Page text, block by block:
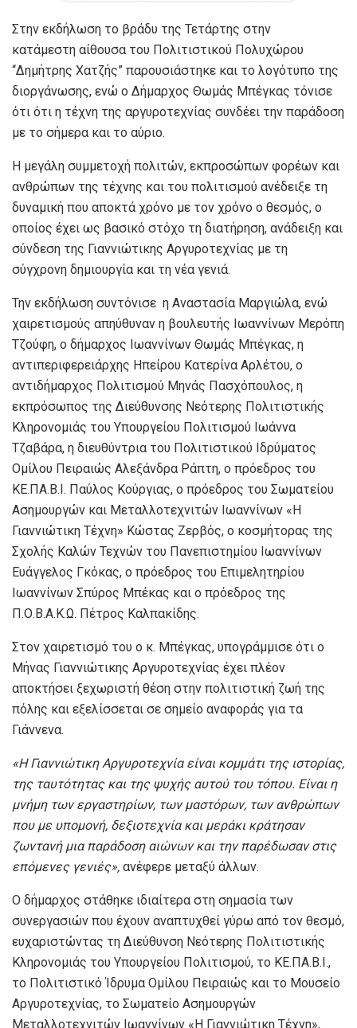
Στην εκδήλωση το βράδυ της Τετάρτης στην
κατάμεστη αίθουσα του Πολιτιστικού Πολυχώρου
“Δημήτρης Χατζής” παρουσιάστηκε και το λογότυπο της
διοργάνωσης, ενώ ο Δήμαρχος Θωμάς Μπέγκας τόνισε
ότι ότι η τέχνη της αργυροτεχνίας συνδέει την παράδοση
με το σήμερα και το αύριο.
Η μεγάλη συμμετοχή πολιτών, εκπροσώπων φορέων και
ανθρώπων της τέχνης και του πολιτισμού ανέδειξε τη
δυναμική που αποκτά χρόνο με τον χρόνο ο θεσμός, ο
οποίος έχει ως βασικό στόχο τη διατήρηση, ανάδειξη και
σύνδεση της Γιαννιώτικης Αργυροτεχνίας με τη
σύγχρονη δημιουργία και τη νέα γενιά.
Την εκδήλωση συντόνισε η Αναστασία Μαργιώλα, ενώ
χαιρετισμούς απηύθυναν η βουλευτής Ιωαννίνων Μερόπη
Τζούφη, ο δήμαρχος Ιωαννίνων Θωμάς Μπέγκας, η
αντιπεριφερειάρχης Ηπείρου Κατερίνα Αρλέτου, ο
αντιδήμαρχος Πολιτισμού Μηνάς Πασχόπουλος, η
εκπρόσωπος της Διεύθυνσης Νεότερης Πολιτιστικής
Κληρονομιάς του Υπουργείου Πολιτισμού Ιωάννα
Τζαβάρα, η διευθύντρια του Πολιτιστικού Ιδρύματος
Ομίλου Πειραιώς Αλεξάνδρα Ράπτη, ο πρόεδρος του
ΚΕ.ΠΑ.Β.Ι. Παύλος Κούργιας, ο πρόεδρος του Σωματείου
Ασημουργών και Μεταλλοτεχνιτών Ιωαννίνων «Η
Γιαννιώτικη Τέχνη» Κώστας Ζερβός, ο κοσμήτορας της
Σχολής Καλών Τεχνών του Πανεπιστημίου Ιωαννίνων
Ευάγγελος Γκόκας, ο πρόεδρος του Επιμελητηρίου
Ιωαννίνων Σπύρος Μπέκας και ο πρόεδρος της
Π.Ο.Β.Α.Κ.Ω. Πέτρος Καλπακίδης.
Στον χαιρετισμό του ο κ. Μπέγκας, υπογράμμισε ότι ο
Μήνας Γιαννιώτικης Αργυροτεχνίας έχει πλέον
αποκτήσει ξεχωριστή θέση στην πολιτιστική ζωή της
πόλης και εξελίσσεται σε σημείο αναφοράς για τα
Γιάννενα.
«Η Γιαννιώτικη Αργυροτεχνία είναι κομμάτι της ιστορίας,
της ταυτότητας και της ψυχής αυτού του τόπου. Είναι η
μνήμη των εργαστηρίων, των μαστόρων, των ανθρώπων
που με υπομονή, δεξιοτεχνία και μεράκι κράτησαν
ζωντανή μια παράδοση αιώνων και την παρέδωσαν στις
επόμενες γενιές», ανέφερε μεταξύ άλλων.
Ο δήμαρχος στάθηκε ιδιαίτερα στη σημασία των
συνεργασιών που έχουν αναπτυχθεί γύρω από τον θεσμό,
ευχαριστώντας τη Διεύθυνση Νεότερης Πολιτιστικής
Κληρονομιάς του Υπουργείου Πολιτισμού, το ΚΕ.ΠΑ.Β.Ι.,
το Πολιτιστικό Ίδρυμα Ομίλου Πειραιώς και το Μουσείο
Αργυροτεχνίας, το Σωματείο Ασημουργών
Μεταλλοτεχνιτών Ιωαννίνων «Η Γιαννιώτικη Τέχνη»,